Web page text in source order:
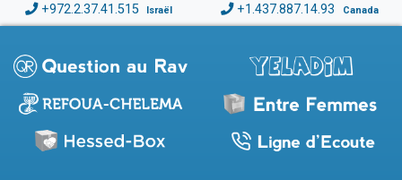
+972.2.37.41.515 Israël +1.437.887.14.93 Canada